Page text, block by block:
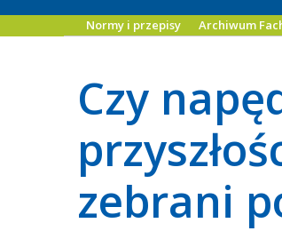
Normy i przepisy Archiwum
Czy
zebrani